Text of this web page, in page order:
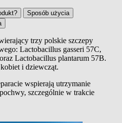
Sposób użycia
trzy polskie szczepy
Lactobacillus gasseri 57C,
Lactobacillus plantarum 57B.
i dziewcząt.
wspierają utrzymanie
szczególnie w trakcie